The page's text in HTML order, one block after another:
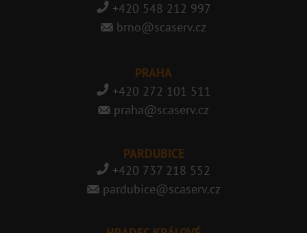
+420 548 212 997
brno@scaserv.cz
PRAHA
+420 272 101 511
praha@scaserv.cz
PARDUBICE
+420 737 218 552
pardubice@scaserv.cz